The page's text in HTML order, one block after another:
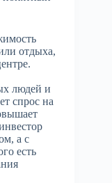
отдыха,
людей и
спрос на
а с
есть